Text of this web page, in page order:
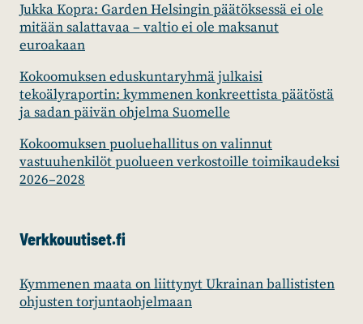
Jukka Kopra: Garden Helsingin päätöksessä ei ole
mitään salattavaa – valtio ei ole maksanut
euroakaan
Kokoomuksen eduskuntaryhmä julkaisi
tekoälyraportin: kymmenen konkreettista päätöstä
ja sadan päivän ohjelma Suomelle
Kokoomuksen puoluehallitus on valinnut
vastuuhenkilöt puolueen verkostoille toimikaudeksi
2026–2028
Verkkouutiset.fi
Kymmenen maata on liittynyt Ukrainan ballististen
ohjusten torjuntaohjelmaan